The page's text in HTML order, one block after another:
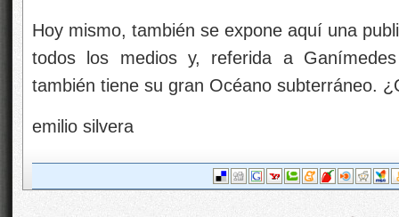
Hoy mismo, también se expone aquí una
todos los medios y, referida a
también tiene su gran Océano subterráneo.
emilio silvera